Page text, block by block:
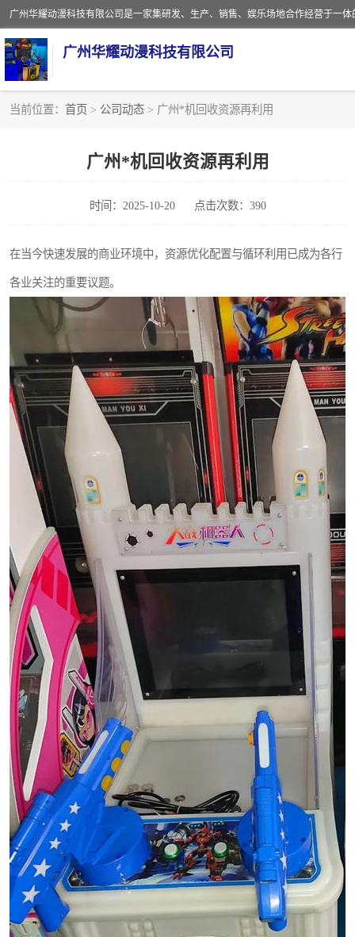
广州华耀动漫科技有限公司
当前位置： 首页 > 公司动态 > 广州*机回收资源再利用
广州*机回收资源再利用
时间：2025-10-20 点击次数：390
在当今快速发展的商业环境中，资源优化配置与循环利用已成为各行
各业关注的重要议题。
游戏厅回收